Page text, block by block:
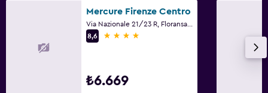
Mercure Firenze Centro
8,6
4 yıldız
₺6.669